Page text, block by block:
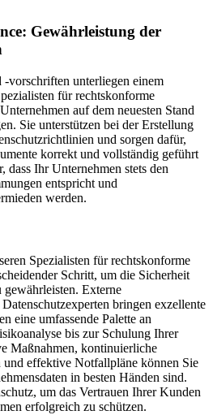
Gewährleistung der
-vorschriften unterliegen einem
für rechtskonforme
auf dem neuesten Stand
Sie unterstützen bei der Erstellung
und sorgen dafür,
korrekt und vollständig geführt
dass Ihr Unternehmen stets den
entspricht und
werden.
Spezialisten für rechtskonforme
Schritt, um die Sicherheit
gewährleisten. Externe
bringen exzellente
eine umfassende Palette an
bis zur Schulung Ihrer
Maßnahmen, kontinuierliche
effektive Notfallpläne können Sie
in besten Händen sind.
um das Vertrauen Ihrer Kunden
erfolgreich zu schützen.